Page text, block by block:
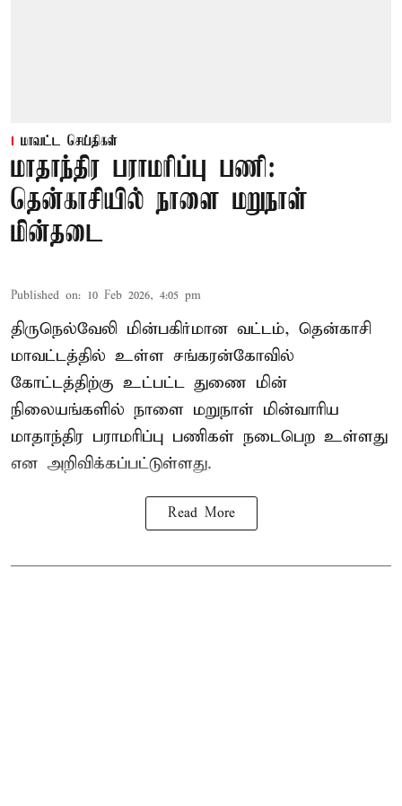
மாவட்ட செய்திகள்
மாதாந்திர பராமரிப்பு பணி:
தென்காசியில் நாளை மறுநாள்
மின்தடை
Published on: 10 Feb 2026, 4:05 pm
திருநெல்வேலி மின்பகிர்மான வட்டம், தென்காசி
மாவட்டத்தில் உள்ள சங்கரன்கோவில்
கோட்டத்திற்கு உட்பட்ட துணை மின்
நிலையங்களில் நாளை மறுநாள் மின்வாரிய
மாதாந்திர பராமரிப்பு பணிகள் நடைபெற உள்ளது
என அறிவிக்கப்பட்டுள்ளது.
Read More